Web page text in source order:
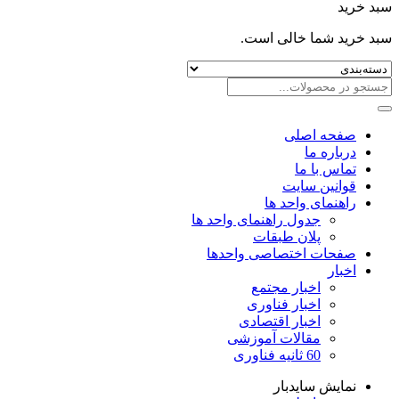
سبد خرید
سبد خرید شما خالی است.
صفحه اصلی
درباره ما
تماس با ما
قوانین سایت
راهنمای واحد ها
جدول راهنمای واحد ها
پلان طبقات
صفحات اختصاصی واحدها
اخبار
اخبار مجتمع
اخبار فناوری
اخبار اقتصادی
مقالات آموزشی
60 ثانیه فناوری
نمایش سایدبار